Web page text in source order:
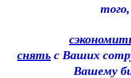
снять с Ваших
Вашему